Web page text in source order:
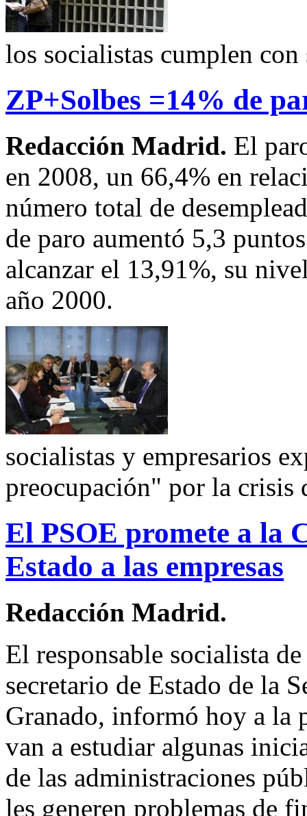
los socialistas cumplen
ZP+Solbes =14% de
Redacción Madrid. El
en 2008, un 66,4% en
número total de
de paro aumentó 5,3
alcanzar el 13,91%, su
año 2000.
socialistas y empresarios
preocupación" por la crisis
El PSOE promete a la
Estado a las empresas
Redacción Madrid.
El responsable socialista
secretario de Estado de la
Granado, informó hoy a la
van a estudiar algunas
de las administraciones
les generen problemas de